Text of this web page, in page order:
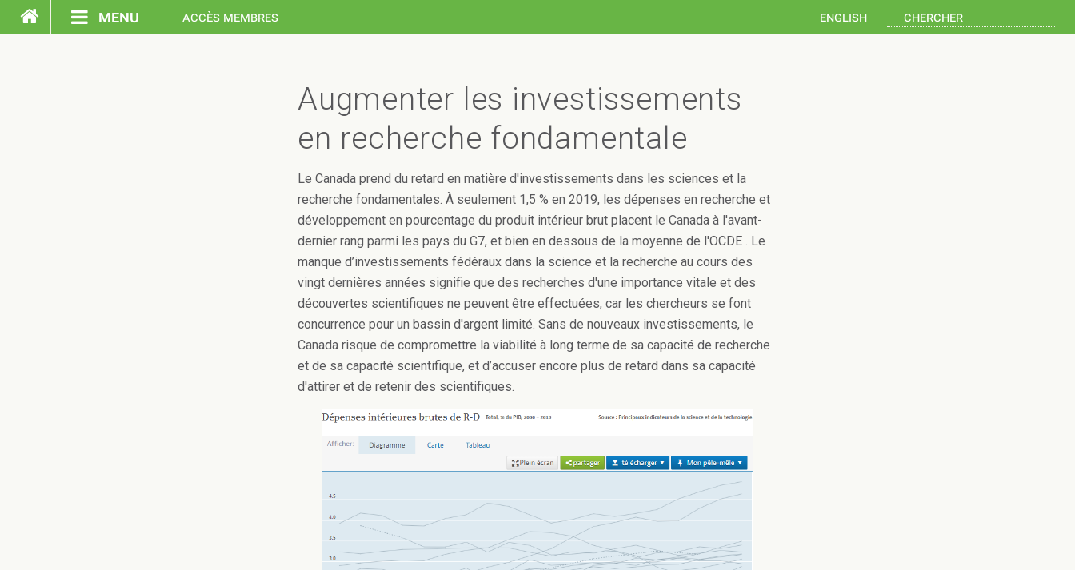
menu accès membres english
Augmenter les investissements
en recherche fondamentale
Le Canada prend du retard en matière d'investissements dans les sciences et la
recherche fondamentales. À seulement 1,5 % en 2019, les dépenses en recherche et
développement en pourcentage du produit intérieur brut placent le Canada à l'avant-
dernier rang parmi les pays du G7, et bien en dessous de la moyenne de l'OCDE . Le
manque d’investissements fédéraux dans la science et la recherche au cours des
vingt dernières années signifie que des recherches d'une importance vitale et des
découvertes scientifiques ne peuvent être effectuées, car les chercheurs se font
concurrence pour un bassin d'argent limité. Sans de nouveaux investissements, le
Canada risque de compromettre la viabilité à long terme de sa capacité de recherche
et de sa capacité scientifique, et d’accuser encore plus de retard dans sa capacité
d'attirer et de retenir des scientifiques.